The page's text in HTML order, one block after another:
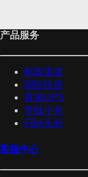
产品服务
邮政渠道
国际快递
香港UPS
专线小包
FBA头程
客服中心